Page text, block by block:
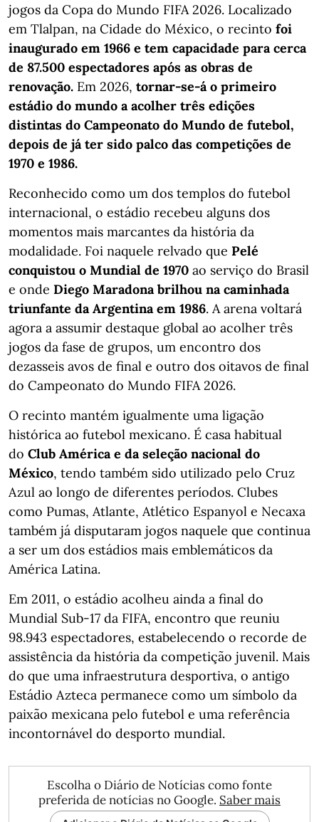
jogos da Copa do Mundo FIFA 2026. Localizado
em Tlalpan, na Cidade do México, o recinto foi
inaugurado em 1966 e tem capacidade para cerca
de 87.500 espectadores após as obras de
renovação. Em 2026, tornar-se-á o primeiro
estádio do mundo a acolher três edições
distintas do Campeonato do Mundo de futebol,
depois de já ter sido palco das competições de
1970 e 1986.
Reconhecido como um dos templos do futebol
internacional, o estádio recebeu alguns dos
momentos mais marcantes da história da
modalidade. Foi naquele relvado que Pelé
conquistou o Mundial de 1970 ao serviço do Brasil
e onde Diego Maradona brilhou na caminhada
triunfante da Argentina em 1986. A arena voltará
agora a assumir destaque global ao acolher três
jogos da fase de grupos, um encontro dos
dezasseis avos de final e outro dos oitavos de final
do Campeonato do Mundo FIFA 2026.
O recinto mantém igualmente uma ligação
histórica ao futebol mexicano. É casa habitual
do Club América e da seleção nacional do
México, tendo também sido utilizado pelo Cruz
Azul ao longo de diferentes períodos. Clubes
como Pumas, Atlante, Atlético Espanyol e Necaxa
também já disputaram jogos naquele que continua
a ser um dos estádios mais emblemáticos da
América Latina.
Em 2011, o estádio acolheu ainda a final do
Mundial Sub-17 da FIFA, encontro que reuniu
98.943 espectadores, estabelecendo o recorde de
assistência da história da competição juvenil. Mais
do que uma infraestrutura desportiva, o antigo
Estádio Azteca permanece como um símbolo da
paixão mexicana pelo futebol e uma referência
incontornável do desporto mundial.
Escolha o Diário de Notícias como fonte
preferida de notícias no Google. Saber mais